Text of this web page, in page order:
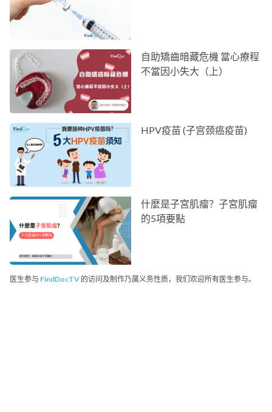
自助矯齒暗藏危機 當心療程
不當因小失大（上）
HPV疫苗 (子宫颈癌疫苗)
什麼是子宮肌瘤？子宮肌瘤
的5項要點
医生参与 FindDocTV 的访问及制作乃属义务性质，我们欢迎所有医生参与。